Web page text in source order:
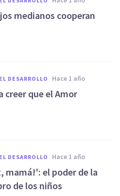
medianos cooperan
DESARROLLO hace 1 año
creer que el Amor
DESARROLLO hace 1 año
mamá!': el poder de la
de los niños